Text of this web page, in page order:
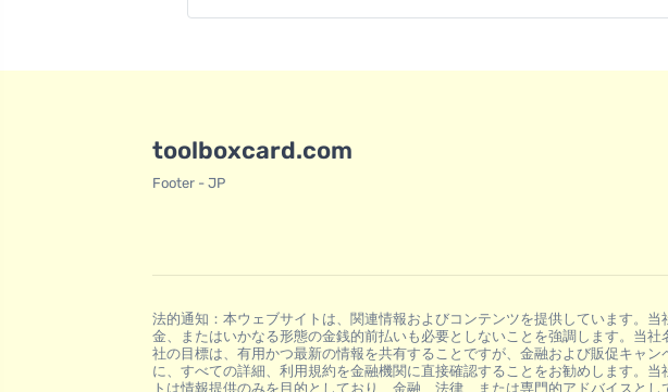
toolboxcard.com
Footer - JP
法的通知：本ウェブサイトは、関連情報およびコンテンツを提供しています。
金、またはいかなる形態の金銭的前払いも必要としないことを強調します。当
社の目標は、有用かつ最新の情報を共有することですが、金融および販促キャ
に、すべての詳細、利用規約を金融機関に直接確認することをお勧めします。
トは情報提供のみを目的としており、金融、法律、または専門的アドバイスと